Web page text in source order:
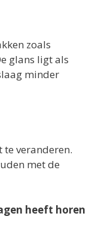
zoals
glans ligt als
minder
veranderen.
met de
heeft horen